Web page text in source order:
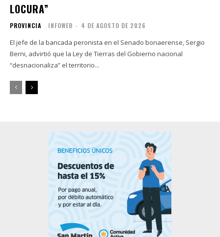
LOCURA”
PROVINCIA INFOWEB - 4 DE AGOSTO DE 2026
El jefe de la bancada peronista en el Senado bonaerense, Sergio
Berni, advirtió que la Ley de Tierras del Gobierno nacional
“desnacionaliza” el territorio...